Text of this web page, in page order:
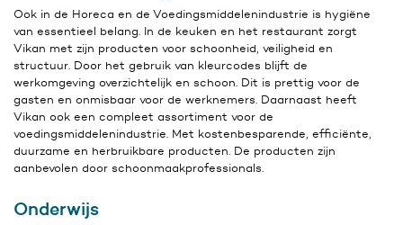
Ook in de Horeca en de Voedingsmiddelenindustrie is hygiëne
van essentieel belang. In de keuken en het restaurant zorgt
Vikan met zijn producten voor schoonheid, veiligheid en
structuur. Door het gebruik van kleurcodes blijft de
werkomgeving overzichtelijk en schoon. Dit is prettig voor de
gasten en onmisbaar voor de werknemers. Daarnaast heeft
Vikan ook een compleet assortiment voor de
voedingsmiddelenindustrie. Met kostenbesparende, efficiënte,
duurzame en herbruikbare producten. De producten zijn
aanbevolen door schoonmaakprofessionals.
Onderwijs